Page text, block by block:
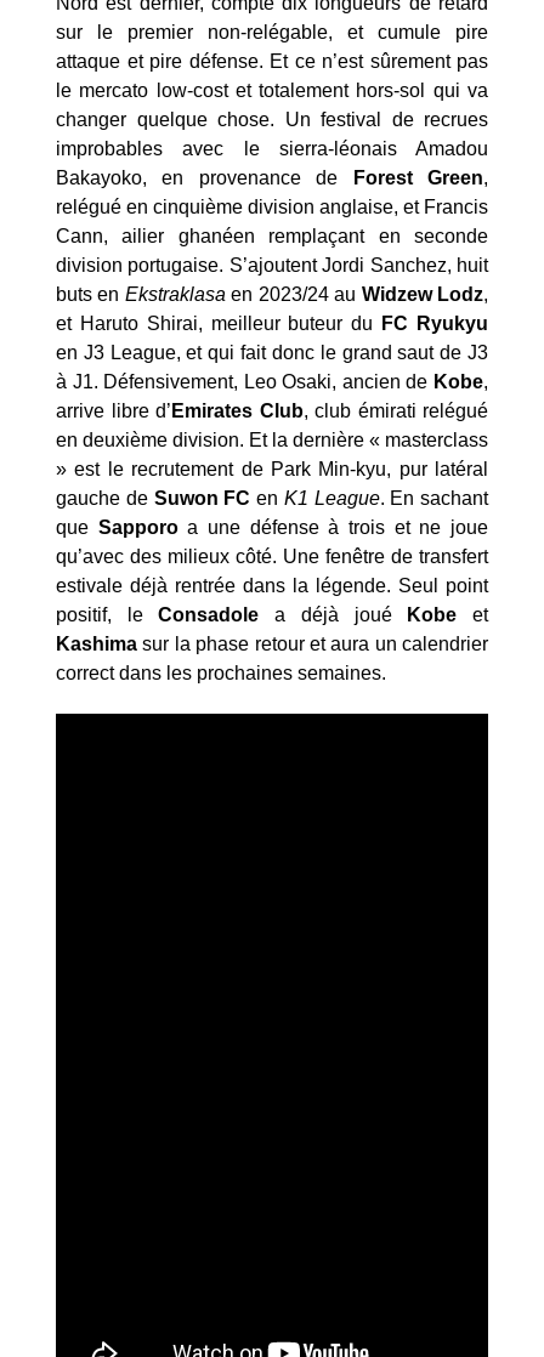
sur le premier non-relégable, et cumule pire
attaque et pire défense. Et ce n’est sûrement pas
le mercato low-cost et totalement hors-sol qui va
changer quelque chose. Un festival de recrues
improbables avec le sierra-léonais Amadou
Bakayoko, en provenance de
Forest Green,
relégué en cinquième division anglaise, et Francis
Cann, ailier ghanéen remplaçant en seconde
division portugaise. S’ajoutent Jordi Sanchez, huit
buts en Ekstraklasa en 2023/24 au Widzew Lodz,
et Haruto Shirai, meilleur buteur du
FC Ryukyu
en J3 League, et qui fait donc le grand saut de J3
à J1. Défensivement, Leo Osaki, ancien de Kobe,
arrive libre d’ Emirates Club, club émirati relégué
en deuxième division. Et la dernière « masterclass
» est le recrutement de Park Min-kyu, pur latéral
gauche deSuwon FC en K1 League. En sachant
que Sapporoa une défense à trois et ne joue
qu’avec des milieux côté. Une fenêtre de transfert
estivale déjà rentrée dans la légende. Seul point
positif, leConsadole a déjà joué Kobe et
Kashima sur la phase retour et aura un calendrier
correct dans les prochaines semaines.